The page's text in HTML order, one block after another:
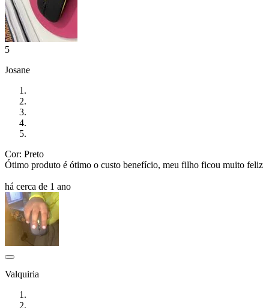
5
Josane
Cor: Preto
Ótimo produto é ótimo o custo benefício, meu filho ficou muito feliz
há cerca de 1 ano
Valquiria